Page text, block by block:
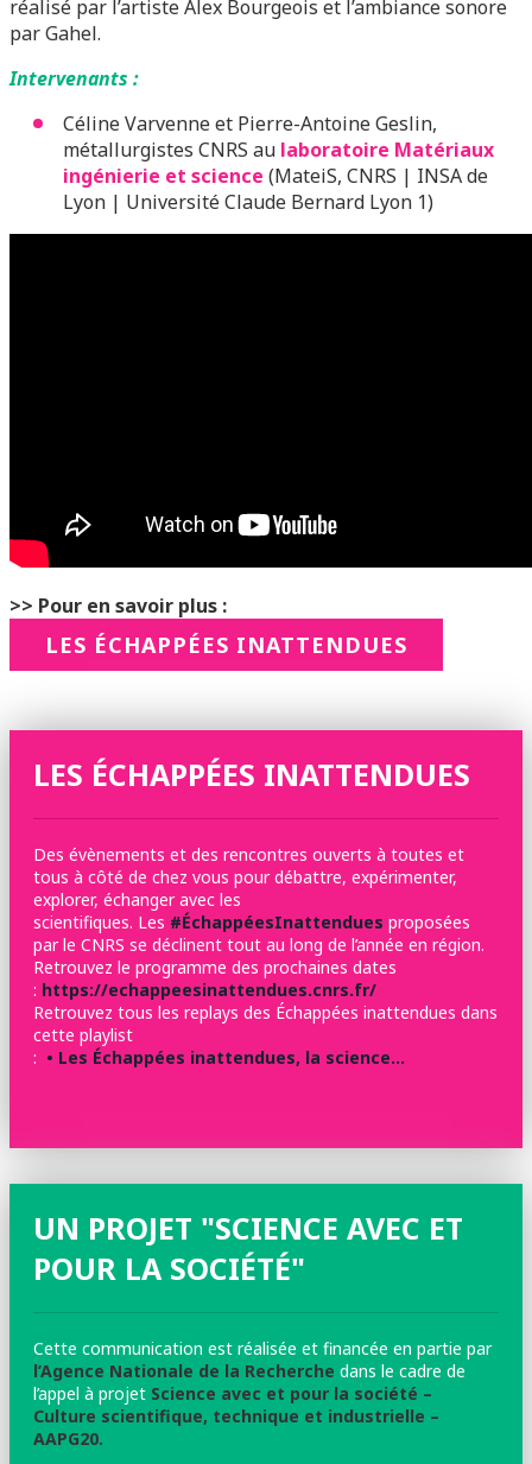
réalisé par l’artiste Alex Bourgeois et l’ambiance sonore
par Gahel.
Intervenants :
Céline Varvenne et Pierre-Antoine Geslin,
métallurgistes CNRS au laboratoire Matériaux
ingénierie et science (MateiS, CNRS | INSA de
Lyon | Université Claude Bernard Lyon 1)
>> Pour en savoir plus :
LES ÉCHAPPÉES INATTENDUES
LES ÉCHAPPÉES INATTENDUES
Des évènements et des rencontres ouverts à toutes et
tous à côté de chez vous pour débattre, expérimenter,
explorer, échanger avec les
scientifiques. Les #ÉchappéesInattendues proposées
par le CNRS se déclinent tout au long de l’année en région.
Retrouvez le programme des prochaines dates
: https://echappeesinattendues.cnrs.fr/
Retrouvez tous les replays des Échappées inattendues dans
cette playlist
: • Les Échappées inattendues, la science…
UN PROJET "SCIENCE AVEC ET
POUR LA SOCIÉTÉ"
Cette communication est réalisée et financée en partie par
l’Agence Nationale de la Recherche dans le cadre de
l’appel à projet Science avec et pour la société –
Culture scientifique, technique et industrielle –
AAPG20.